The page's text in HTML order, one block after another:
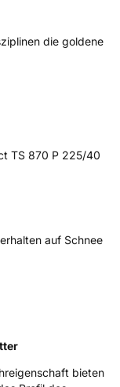
die goldene
TS 870 P 225/40
auf Schnee
bieten